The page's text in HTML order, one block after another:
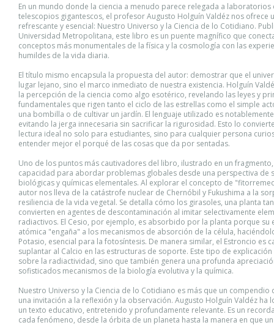
En un mundo donde la ciencia a menudo parece relegada a laboratorios
telescopios gigantescos, el profesor Augusto Holguín Valdéz nos ofrece
refrescante y esencial: Nuestro Universo y la Ciencia de lo Cotidiano.
Universidad Metropolitana, este libro es un puente magnífico que
conceptos más monumentales de la física y la cosmología con las
humildes de la vida diaria.
El título mismo encapsula la propuesta del autor: demostrar que el
lugar lejano, sino el marco inmediato de nuestra existencia. Holguín
la percepción de la ciencia como algo esotérico, revelando las leyes y
fundamentales que rigen tanto el ciclo de las estrellas como el simple
una bombilla o de cultivar un jardín. El lenguaje utilizado es
evitando la jerga innecesaria sin sacrificar la rigurosidad. Esto lo
lectura ideal no solo para estudiantes, sino para cualquier persona
entender mejor el porqué de las cosas que da por sentadas.
Uno de los puntos más cautivadores del libro, ilustrado en un fragmento,
capacidad para abordar problemas globales desde una perspectiva de
biológicas y químicas elementales. Al explorar el concepto de
autor nos lleva de la catástrofe nuclear de Chernóbil y Fukushima a la
resiliencia de la vida vegetal. Se detalla cómo los girasoles, una planta
convierten en agentes de descontaminación al imitar selectivamente
radiactivos. El Cesio, por ejemplo, es absorbido por la planta porque su
atómica "engaña" a los mecanismos de absorción de la célula,
Potasio, esencial para la fotosíntesis. De manera similar, el Estroncio es
suplantar al Calcio en las estructuras de soporte. Este tipo de
sobre la radiactividad, sino que también genera una profunda
sofisticados mecanismos de la biología evolutiva y la química.
Nuestro Universo y la Ciencia de lo Cotidiano es más que un compendio
una invitación a la reflexión y la observación. Augusto Holguín Valdéz ha
un texto educativo, entretenido y profundamente relevante. Es un
cada fenómeno, desde la órbita de un planeta hasta la manera en que